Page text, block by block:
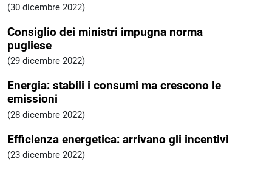
(30 dicembre 2022)
Consiglio dei ministri impugna norma
pugliese
(29 dicembre 2022)
Energia: stabili i consumi ma crescono le
emissioni
(28 dicembre 2022)
Efficienza energetica: arrivano gli incentivi
(23 dicembre 2022)